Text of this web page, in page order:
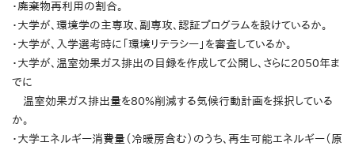
・廃棄物再利用の割合。
・大学が、環境学の主専攻、副専攻、認証プログラムを設けているか。
・大学が、入学選考時に「環境リテラシー」を審査しているか。
・大学が、温室効果ガス排出の目録を作成して公開し、さらに2050年ま
でに
温室効果ガス排出量を80%削減する気候行動計画を採択している
か。
・大学エネルギー消費量（冷暖房含む）のうち、再生可能エネルギー（原